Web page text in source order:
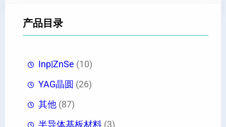
产品目录
Inp|ZnSe (10)
YAG晶圆 (26)
其他 (87)
半导体基板材料 (3)